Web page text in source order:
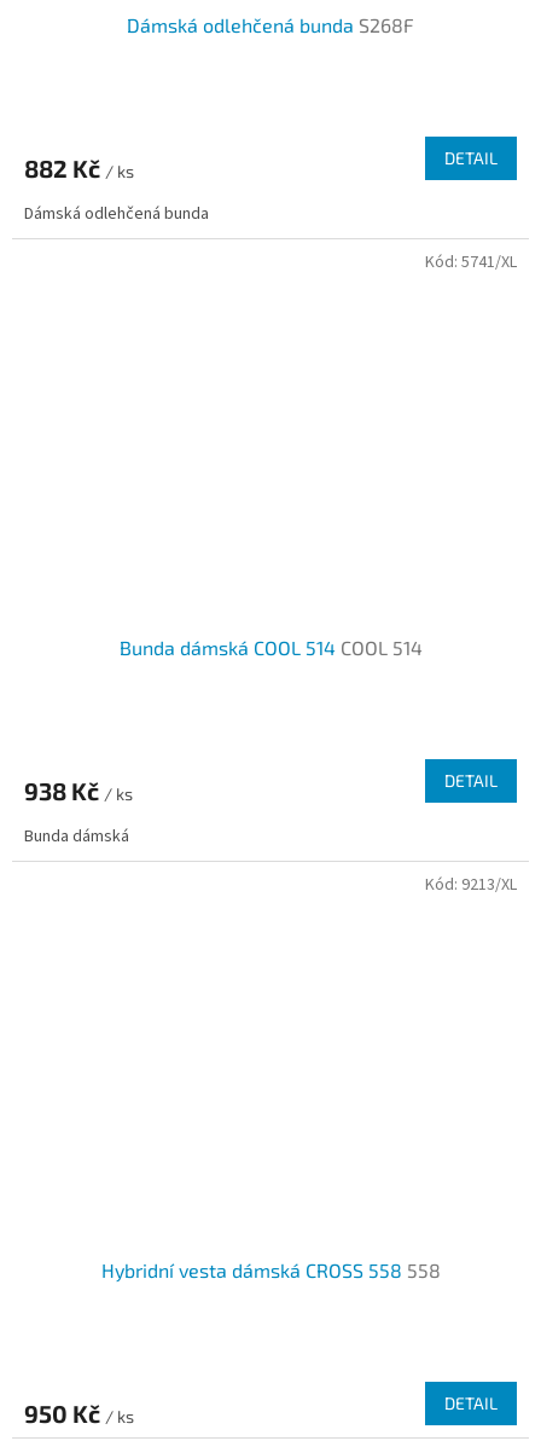
Dámská odlehčená bunda S268F
882 Kč / ks
DETAIL
Dámská odlehčená bunda
Bunda dámská COOL 514 COOL 514
938 Kč / ks
DETAIL
Bunda dámská
Kód: 5741/XL
Hybridní vesta dámská CROSS 558 558
950 Kč / ks
DETAIL
Kód: 9213/XL